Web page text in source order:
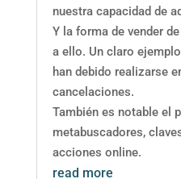
nuestra capacidad de
Y la forma de vender
a ello. Un claro
han debido realizarse
cancelaciones.
También es notable el
metabuscadores,
acciones online.
read more